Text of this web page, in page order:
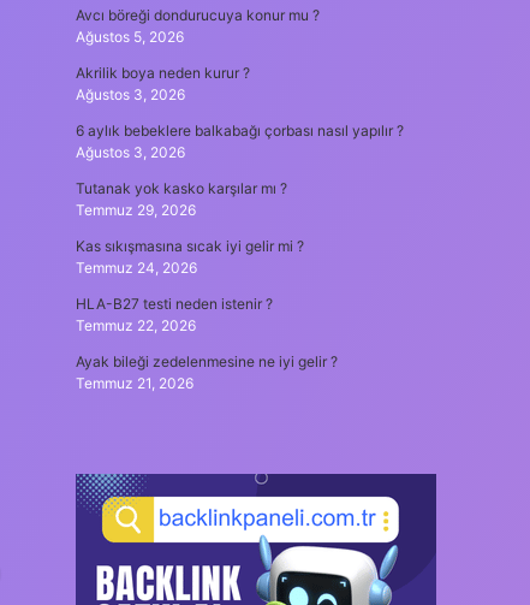
Avcı böreği dondurucuya konur mu ?
Ağustos 5, 2026
Akrilik boya neden kurur ?
Ağustos 3, 2026
6 aylık bebeklere balkabağı çorbası nasıl yapılır ?
Ağustos 3, 2026
Tutanak yok kasko karşılar mı ?
Temmuz 29, 2026
Kas sıkışmasına sıcak iyi gelir mi ?
Temmuz 24, 2026
HLA-B27 testi neden istenir ?
Temmuz 22, 2026
Ayak bileği zedelenmesine ne iyi gelir ?
Temmuz 21, 2026